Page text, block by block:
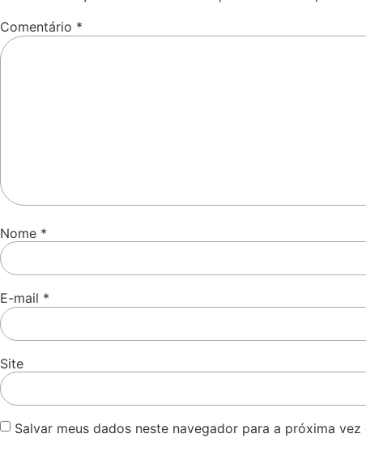
Comentário *
Nome *
E-mail *
Site
Salvar meus dados neste navegador para a próxima vez